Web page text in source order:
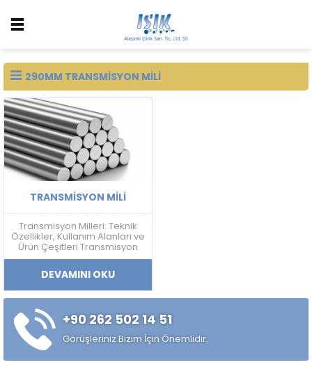
290MM TRANSMISYON MILI
TRANSMISYON MILI
Transmisyon Milleri: Teknik
Özellikler, Kullanım Alanları ve
Ürün Çeşitleri Transmisyon
Mili Nedir? Transmisyon mili;
mekanik güç aktarımı,
doğrusal hareket sistemleri
ve makine ekipmanlarında
kullanılan, yüksek ölçü
hassasiyetine sahip soğuk
çekilmiş çelik mil ürünüdür.
Standart sıcak haddelenmiş
çeliklere kıyasla daha
DEVAMINI OKU
+90 262 502 14 51
Görüşleriniz Bizim İçin Önemlidir.